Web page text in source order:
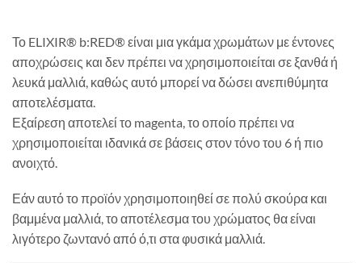
Το ELIXIR® b:RED® είναι μια γκάμα χρωμάτων με έντονες
αποχρώσεις και δεν πρέπει να χρησιμοποιείται σε ξανθά ή
λευκά μαλλιά, καθώς αυτό μπορεί να δώσει ανεπιθύμητα
αποτελέσματα.
Εξαίρεση αποτελεί το magenta, το οποίο πρέπει να
χρησιμοποιείται ιδανικά σε βάσεις στον τόνο του 6 ή πιο
ανοιχτό.
Εάν αυτό το προϊόν χρησιμοποιηθεί σε πολύ σκούρα και
βαμμένα μαλλιά, το αποτέλεσμα του χρώματος θα είναι
λιγότερο ζωντανό από ό,τι στα φυσικά μαλλιά.